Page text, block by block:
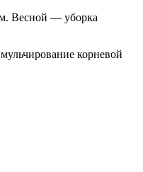
Весной — уборка
корневой